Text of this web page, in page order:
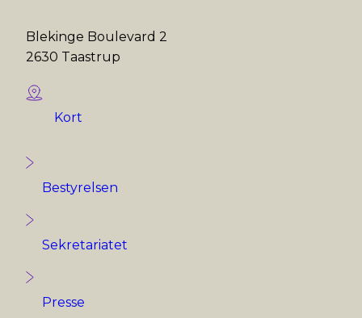
Blekinge Boulevard 2
2630 Taastrup
Kort
Bestyrelsen
Sekretariatet
Presse